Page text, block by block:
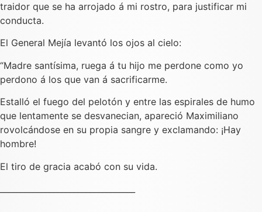
traidor que se ha arrojado á mi rostro, para justificar mi
conducta.
El General Mejía levantó los ojos al cielo:
“Madre santísima, ruega á tu hijo me perdone como yo
perdono á los que van á sacrificarme.
Estalló el fuego del pelotón y entre las espirales de humo
que lentamente se desvanecian, apareció Maximiliano
rovolcándose en su propia sangre y exclamando: ¡Hay
hombre!
El tiro de gracia acabó con su vida.